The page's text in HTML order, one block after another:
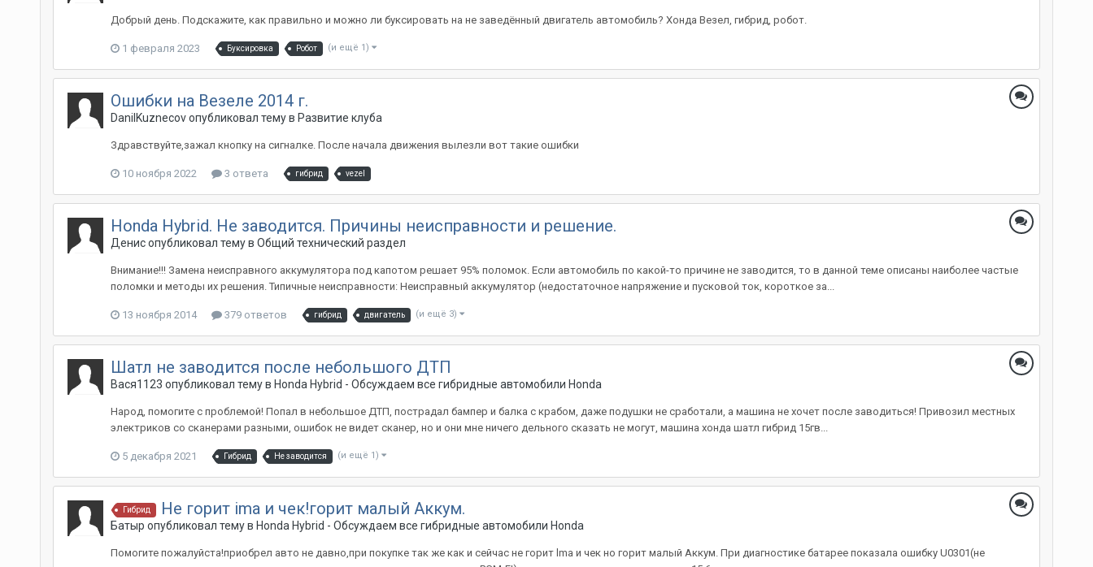
Добрый день. Подскажите, как правильно и можно ли буксировать на не заведённый двигатель автомобиль? Хонда Везел, гибрид, робот.
1 февраля 2023 Буксировка Робот (и ещё 1)
Ошибки на Везеле 2014 г.
DanilKuznecovопубликовал тему в Развитие клуба
Здравствуйте,зажал кнопку на сигналке. После начала движения вылезли вот такие ошибки
10 ноября 2022 3 ответа гибрид vezel
Honda Hybrid. Не заводится. Причины неисправности и решение.
Денисопубликовал тему в Общий технический раздел
Внимание!!! Замена неисправного аккумулятора под капотом решает 95% поломок. Если автомобиль по какой-то причине не заводится, то в данной теме описаны наиболее частые
поломки и методы их решения. Типичные неисправности: Неисправный аккумулятор (недостаточное напряжение и пусковой ток, короткое за...
13 ноября 2014 379 ответов гибрид двигатель (и ещё 3)
Шатл не заводится после небольшого ДТП
Вася1123 опубликовал тему в Honda Hybrid - Обсуждаем все гибридные автомобили Honda
Народ, помогите с проблемой! Попал в небольшое ДТП, пострадал бампер и балка с крабом, даже подушки не сработали, а машина не хочет после заводиться! Привозил местных
электриков со сканерами разными, ошибок не видет сканер, но и они мне ничего дельного сказать не могут, машина хонда шатл гибрид 15гв...
5 декабря 2021 Гибрид Не заводится (и ещё 1)
Гибрид Не горит ima и чек!горит малый Аккум.
Батыр опубликовал тему в Honda Hybrid - Обсуждаем все гибридные автомобили Honda
Помогите пожалуйста!приобрел авто не давно,при покупке так же как и сейчас не горит lma и чек но горит малый Аккум. При диагностике батарее показала ошибку U0301(не